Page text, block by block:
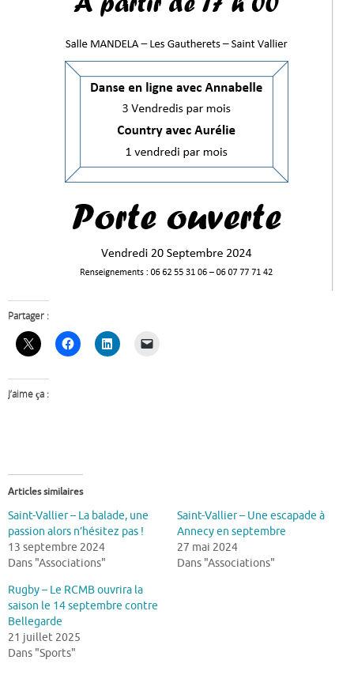
Partager :
J’aime ça :
Articles similaires
Saint-Vallier – La balade, une
passion alors n’hésitez pas !
13 septembre 2024
Dans "Associations"
Saint-Vallier – Une escapade à
Annecy en septembre
27 mai 2024
Dans "Associations"
Rugby – Le RCMB ouvrira la
saison le 14 septembre contre
Bellegarde
21 juillet 2025
Dans "Sports"